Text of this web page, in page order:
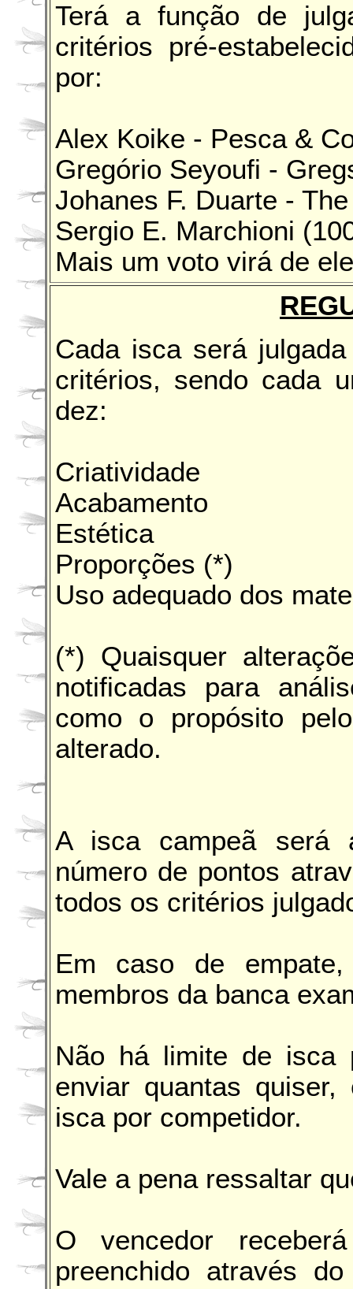
Terá a função de
critérios pré-
por:
Alex Koike - Pesca &
Gregório Seyoufi -
Johanes F. Duarte -
Sergio E. Marchioni
Mais um voto virá de
Cada isca será
critérios, sendo cada
dez:
Criatividade
Acabamento
Estética
Proporções (*)
Uso adequado dos
(*) Quaisquer
notificadas para
como o propósito
alterado.
A isca campeã será
número de pontos
todos os critérios
Em caso de
membros da banca
Não há limite de isca
enviar quantas quiser,
isca por competidor.
Vale a pena ressaltar
O vencedor
preenchido através